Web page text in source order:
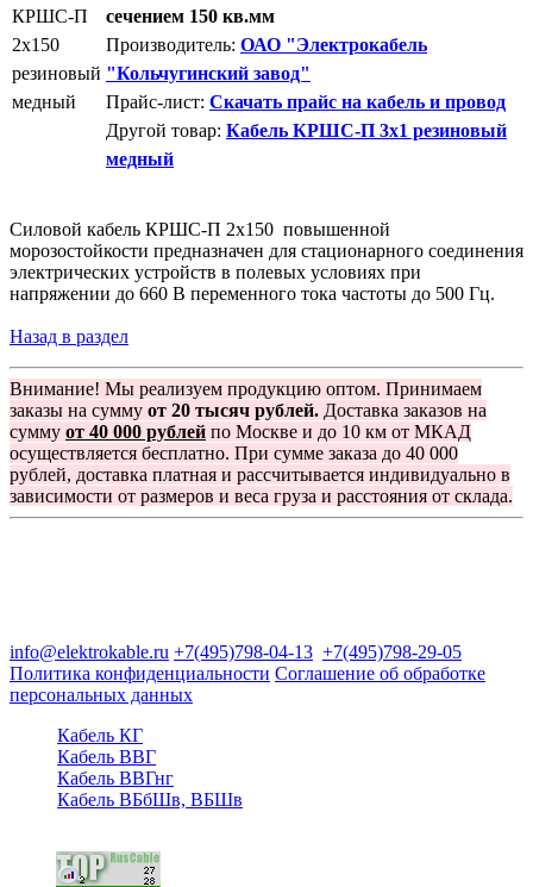
сечением 150 кв.мм
Производитель: ОАО "Электрокабель
"Кольчугинский завод"
Прайс-лист: Скачать прайс на кабель и провод
Другой товар: Кабель КРШС-П 3x1 резиновый
медный
Силовой кабель КРШС-П 2x150 повышенной
морозостойкости предназначен для стационарного соединения
электрических устройств в полевых условиях при
напряжении до 660 В переменного тока частоты до 500 Гц.
Назад в раздел
Внимание! Мы реализуем продукцию оптом. Принимаем
заказы на сумму от 20 тысяч рублей. Доставка заказов на
сумму от 40 000 рублей по Москве и до 10 км от МКАД
осуществляется бесплатно. При сумме заказа до 40 000
рублей, доставка платная и рассчитывается индивидуально в
зависимости от размеров и веса груза и расстояния от склада.
info@elektrokable.ru +7(495)798-04-13 +7(495)798-29-05
Политика конфиденциальности Соглашение об обработке
персональных данных
Кабель КГ
Кабель ВВГ
Кабель ВВГнг
Кабель ВБбШв, ВБШв